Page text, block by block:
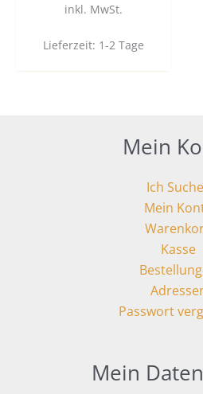
inkl. MwSt.
Lieferzeit: 1-2 Tage
Mein
Ich
Mein
Kasse
Passwort
Mein